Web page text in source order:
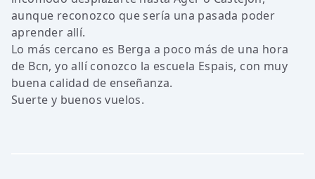
aunque reconozco que sería una pasada poder
aprender allí.
Lo más cercano es Berga a poco más de una hora
de Bcn, yo allí conozco la escuela Espais, con muy
buena calidad de enseñanza.
Suerte y buenos vuelos.